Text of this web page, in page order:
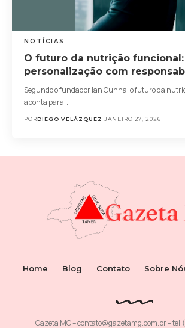
NOTÍCIAS
O futuro da nutrição funcional:
personalização com
Segundo o fundador Ian Cunha, o futuro da
aponta para…
PORDIEGO VELÁZQUEZ JANEIRO 27, 2026
Home Blog Contato Sobre
Gazeta MG –contato@gazetamg.com.br–